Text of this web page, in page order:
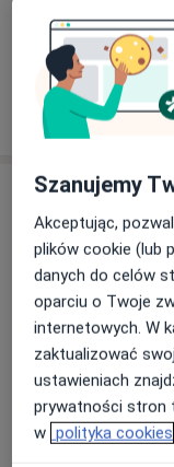
Zobacz galerię (3)
Usługi i ceny
Konsultacja
100 zł Szczegóły
Wizyta
Od 100 zł
Wkłady
Od 800 zł
Szanujemy
Akceptując,
plików cookie (lub
danych do celów
oparciu o Twoje
internetowych. W
zaktualizować
ustawieniach
prywatności stron
w polityka cookies